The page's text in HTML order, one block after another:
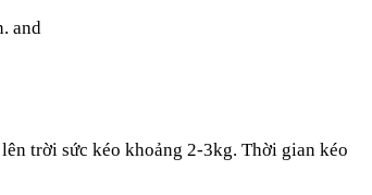
and
trời sức kéo khoảng 2-3kg. Thời gian kéo